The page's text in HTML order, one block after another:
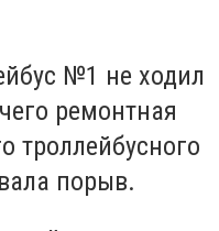
№1 не ходил
ремонтная
троллейбусного
порыв.